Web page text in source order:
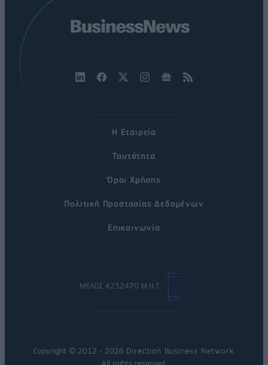
Η Εταιρεία
Ταυτότητα
Όροι Χρήσης
Πολιτική Προστασίας Δεδομένων
Επικοινωνία
ΜΕΛΟΣ #232470 Μ.Η.Τ.
Copyright © 2012 - 2026 Direction Business Network
All rights reserved.